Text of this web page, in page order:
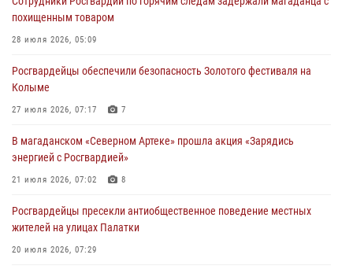
похищенным товаром
28 июля 2026, 05:09
Росгвардейцы обеспечили безопасность Золотого фестиваля на
Колыме
27 июля 2026, 07:17 7
В магаданском «Северном Артеке» прошла акция «Зарядись
энергией с Росгвардией»
21 июля 2026, 07:02 8
Росгвардейцы пресекли антиобщественное поведение местных
жителей на улицах Палатки
20 июля 2026, 07:29